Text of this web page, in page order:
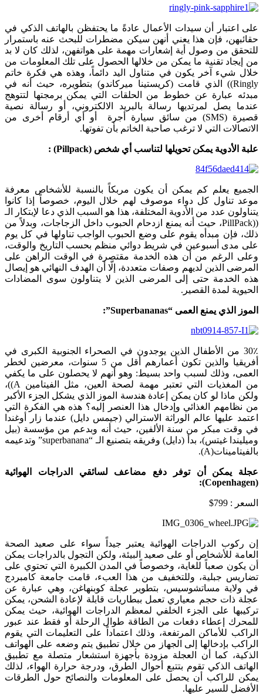
على اعتبار أن سيدات الأعمال عادةً ما يحتفظن بالهاتف الذكي في
حقائبهن، فإن هذا يعني أنهن سيكن مضطرات للبحث عنه باستمرار
للتحقق من وصول أية إشعارات مهمة على هواتفهن، لذلك كان لا بد
من إيجاد تقنية ما يمكن من خلالها الحصول على تلك المعلومات من
خلال شيء آخر يكون في متناول اليد دائماً، وهذه هي فكرة خاتم
Ringly)) الذي قامت (كريستينا ميركاندو) بتطويره، حيث أنه في
مبدئه عبارة عن خطوط من الحلقات التي يمكن برمجتها لتتوهج
عندما يصل لمرتديها رسالة بالبريد الالكتروني، أو رسالة نصية
قصيرة (SMS) من سائق سيارة أجرة أو أي أرقام أخرى من
الاتصالات التي لا ترغب صاحبة الخاتم بأن تفوتها.
علبة الأدوية يمكن تحويلها لتناسب أي شخص (Pillpack)
:
الجميع يعلم كم يمكن أن يكون مربكاً بالنسبة للأشخاص معرفة
موعد تناول كل دواء موصوف لهم خلال اليوم، خصوصاً إذا كانوا
يتناولون عدد من الأدوية المختلفة، هذا هو السبب الذي دعا لإبتكار الـ
((PillPack، حيث أنه يمنع ازدحام الحبوب داخل الزجاجات، وبدلاً من
ذلك، فإن مبدأه يقوم على وضع الحبوب الواجب تناولها في كل يوم
على مدى أسبوعين في شريط دوائي منظم بحسب التاريخ والوقت،
وعلى الرغم من أن هذه الخدمة مقتصرة في الوقت الراهن على
المرضى الذين لديهم وصفات متعددة، إلّا أن الهدف النهائي هو إيصال
هذه الخدمة حتى إلى المرضى الذين لا يتناولون سوى المضادات
الحيوية لمدة القصير.
الموز الذي يمنع العمى “Superbananas”
:
30٪ من الأطفال الذين يوجدون في الصحراء الجنوبية الكبرى في
أفريقيا والذين تكون أعمارهم أقل من 5 سنوات، معرضين لخطر
العمى، وذلك لسبب واحد بسيط: وهو أنهم لا يحصلون على ما يكفي
من المغذيات التي تعتبر مهمة لصحة العين، مثل الفيتامين A))،
ولكن ماذا لو كان يمكن إعادة هندسة الموز الذي يشكل الجزء الأكبر
من نظامهم الغذائي وإدخال هذا العنصر إليه؟ هذه هي الفكرة التي
اعتمد عليها عالم الوراثة الاسترالي (جيمس دايل) عندما زار أوغندا
في وقت مبكر من سنة الألفين، حيث أنه وبدعم من مؤسسة (بيل
وميليندا غيتس)، بدأ (دايل) وفريقه بتصنيع الـ “superbanana” وتدعيمه
بالفيتامينات(A).
عجلة يمكن أن توفر دفع مضاعف لسائقي الدراجات الهوائية
(
Copenhagen
)
:
السعر : 799$
إن ركوب الدراجات الهوائية يعتبر جيداً سواء على صعيد الصحة
العامة للأشخاص أو على صعيد البيئة، ولكن التجول بالدراجات يمكن
أن يكون صعباً للغاية، وخصوصاً في المدن الكبيرة التي تحتوي على
تضاريس جبلية، وللتخفيف من هذا العبء، قامت جامعة كامبردج
في ولاية مساتشوسيس، بتطوير عجلة كوبنهاغن، وهي عبارة عن
عجلة ذات حجم معياري تعمل ببطاريات قابلة لإعادة الشحن، يمكن
تركيبها على الجزء الخلفي لمعظم الدراجات الهوائية، حيث يمكن
للمحرك إعطاء دفعات من الطاقة طوال الرحلة أو فقط عند عبور
الراكب للأماكن المرتفعة، وذلك اعتماداً على التعليمات التي يقوم
الراكب بإدخالها إلى الجهاز من خلال تطبيق يتم وضعه على الهواتف
الذكية، كما أن العجلة مزودة بأجهزة استشعار متصلة مع تطبيق
الهاتف الذكي تقوم بتتبع أحوال الطرق، ودرجة حرارة الهواء، لذلك
يمكن للراكب أن يحصل على المعلومات والنصائح حول الطرقات
الأفضل للسير عليها.